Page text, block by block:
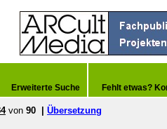
Erweiterte Suche Fehlt etwas?
von 90 Übersetzung